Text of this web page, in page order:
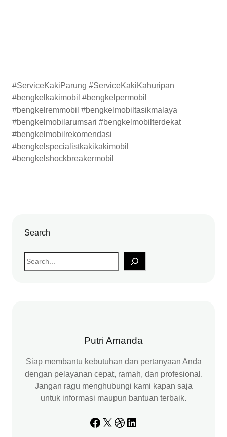
#ServiceKakiParung #ServiceKakiKahuripan
#bengkelkakimobil #bengkelpermobil
#bengkelremmobil #bengkelmobiltasikmalaya
#bengkelmobilarumsari #bengkelmobilterdekat
#bengkelmobilrekomendasi
#bengkelspecialistkakikakimobil
#bengkelshockbreakermobil
Search
S
e
Putri Amanda
Siap membantu kebutuhan dan pertanyaan Anda
dengan pelayanan cepat, ramah, dan profesional.
Jangan ragu menghubungi kami kapan saja
untuk informasi maupun bantuan terbaik.
Facebook X Dribbble LinkedIn